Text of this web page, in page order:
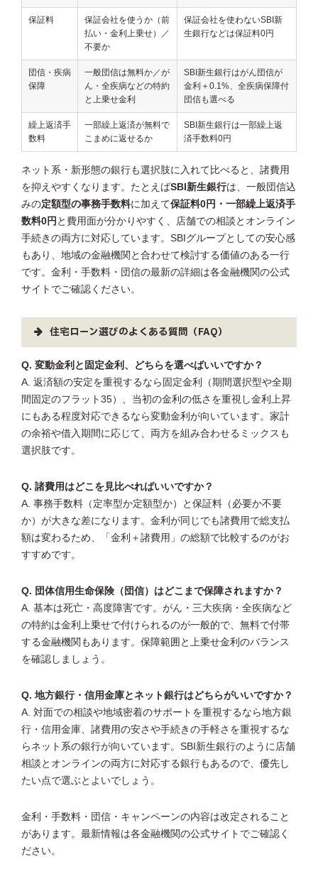
保証料
保証会社を使うか（前
払い・金利上乗せ）／
不要か
保証会社を使わないSBI新
生銀行などは保証料0円
団信・疾病
保障
一般団信は無料か／が
ん・全疾病などの特約
と上乗せ金利
SBI新生銀行はがん団信が
金利＋0.1%、全疾病保障付
団信も選べる
繰上返済手
数料
一部繰上返済が無料で
こまめに返せるか
SBI新生銀行は一部繰上返
済手数料0円
ネット系・新形態の銀行も選択肢に入れて比べると、諸費用
を抑えやすくなります。たとえばSBI新生銀行は、一般団信込
みの定額型の事務手数料に加えて保証料0円・一部繰上返済手
数料0円 と費用面が分かりやすく、店舗での相談とオンライン
手続きの両方に対応しています。SBIグループとしての安心感
もあり、地域の金融機関と合わせて検討する価値のある一行
です。金利・手数料・団信の最新の詳細は各金融機関の公式
サイトでご確認ください。
住宅ローン選びのよくある質問（FAQ）
Q. 変動金利と固定金利、どちらを選べばいいですか？
A. 返済額の安定を重視するなら固定金利（期間選択型や全期
間固定のフラット35）、当初の金利の低さを重視し金利上昇
にもある程度対応できるなら変動金利が向いています。家計
の余裕や借入期間に応じて、両方を組み合わせるミックスも
選択肢です。
Q. 諸費用はどこを見比べればいいですか？
A. 事務手数料（定率型か定額型か）と保証料（必要か不要
か）が大きな差になります。金利が同じでも諸費用で総支払
額は変わるため、「金利＋諸費用」の総額で比較するのがお
すすめです。
Q. 団体信用生命保険（団信）はどこまで保障されますか？
A. 基本は死亡・高度障害です。がん・三大疾病・全疾病など
の特約は金利上乗せで付けられるのが一般的で、無料で付帯
する金融機関もあります。保障範囲と上乗せ金利のバランス
を確認しましょう。
Q. 地方銀行・信用金庫とネット銀行はどちらがいいですか？
A. 対面での相談や地域密着のサポートを重視するなら地方銀
行・信用金庫、諸費用の安さや手続きの手軽さを重視するな
らネット系の銀行が向いています。SBI新生銀行のように店舗
相談とオンラインの両方に対応する銀行もあるので、優先し
たい点で選ぶとよいでしょう。
金利・手数料・団信・キャンペーンの内容は改定されること
があります。最新情報は各金融機関の公式サイトでご確認く
ださい。